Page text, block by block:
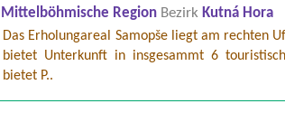
Mittelböhmische Region Bezirk Kutná Hora
Das Erholungareal Samopše liegt am rechten
bietet Unterkunft in insgesammt 6
bietet P..